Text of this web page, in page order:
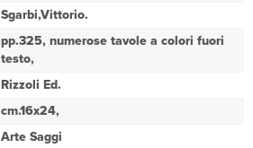
Sgarbi,Vittorio.
pp.325, numerose tavole a colori fuori
testo,
Rizzoli Ed.
cm.16x24,
Arte Saggi